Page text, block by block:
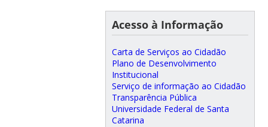
Acesso à Informação
Carta de Serviços ao Cidadão
Plano de Desenvolvimento
Institucional
Serviço de informação ao Cidadão
Transparência Pública
Universidade Federal de Santa
Catarina